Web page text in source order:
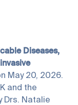
Diseases,
May 20, 2026.
and the
Drs. Natalie